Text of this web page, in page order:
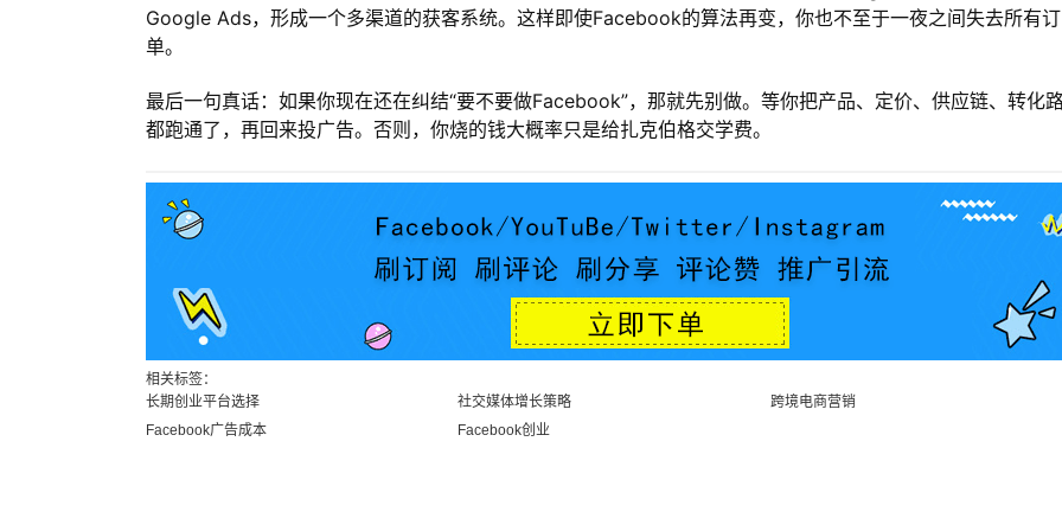
Google Ads，形成一个多渠道的获客系统。这样即使Facebook的算法再变，你也不至于一夜之间失去所有订
单。
最后一句真话：如果你现在还在纠结“要不要做Facebook”，那就先别做。等你把产品、定价、供应链、转化
都跑通了，再回来投广告。否则，你烧的钱大概率只是给扎克伯格交学费。
相关标签：
长期创业平台选择
社交媒体增长策略
跨境电商营销
Facebook广告成本
Facebook创业